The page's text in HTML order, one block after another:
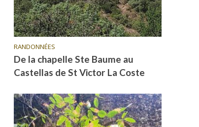
RANDONNÉES
De la chapelle Ste Baume au
Castellas de St Victor La Coste